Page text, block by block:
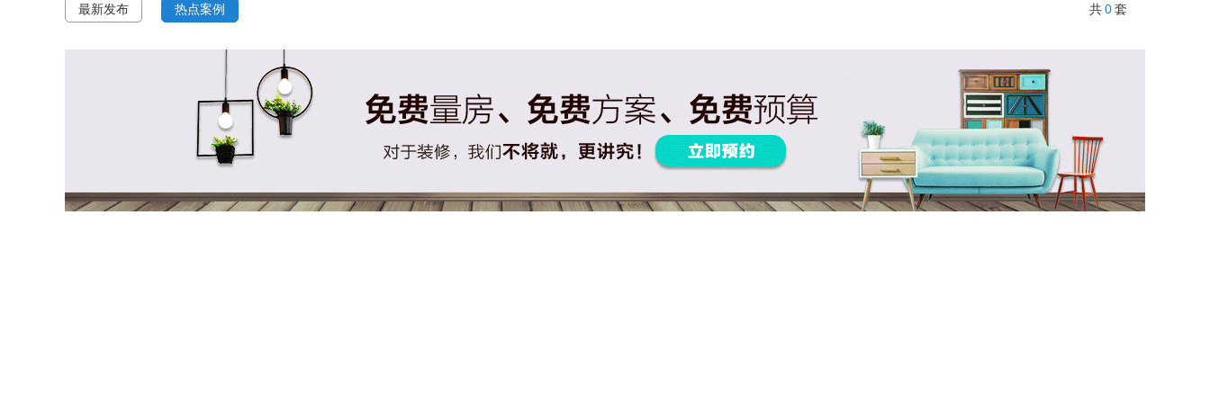
最新发布 热点案例 共 0 套